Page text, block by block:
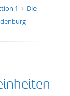
1
Die